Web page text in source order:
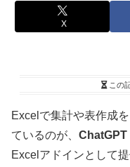
X
この
Excelで集計や表作成
ているのが、 ChatGPT
Excelアドインとして